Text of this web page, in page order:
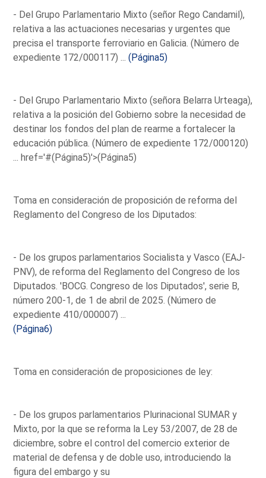
- Del Grupo Parlamentario Mixto (señor Rego Candamil),
relativa a las actuaciones necesarias y urgentes que
precisa el transporte ferroviario en Galicia. (Número de
expediente 172/000117) ...(Página5)
- Del Grupo Parlamentario Mixto (señora Belarra Urteaga),
relativa a la posición del Gobierno sobre la necesidad de
destinar los fondos del plan de rearme a fortalecer la
educación pública. (Número de expediente 172/000120)
...href='#(Página5)'>(Página5)
Toma en consideración de proposición de reforma del
Reglamento del Congreso de los Diputados:
- De los grupos parlamentarios Socialista y Vasco (EAJ-
PNV), de reforma del Reglamento del Congreso de los
Diputados. 'BOCG. Congreso de los Diputados', serie B,
número 200-1, de 1 de abril de 2025. (Número de
expediente 410/000007) ...
(Página6)
Toma en consideración de proposiciones de ley:
- De los grupos parlamentarios Plurinacional SUMAR y
Mixto, por la que se reforma la Ley 53/2007, de 28 de
diciembre, sobre el control del comercio exterior de
material de defensa y de doble uso, introduciendo la
figura del embargo y su